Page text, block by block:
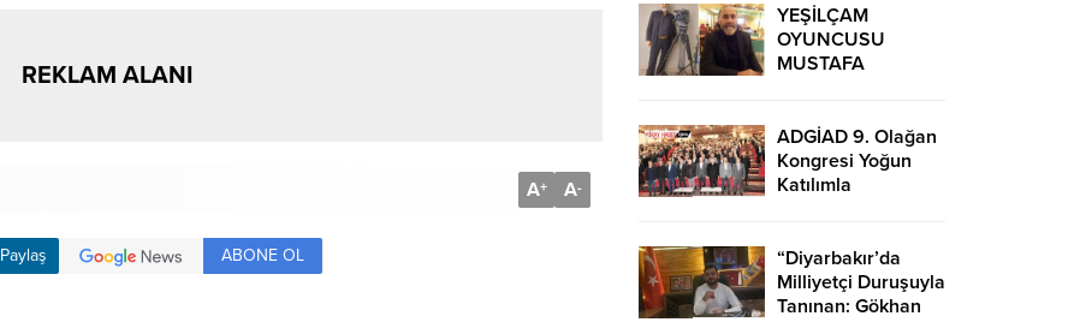
REKLAM ALANI
A+ A-
Paylaş ABONE OL
Özmen’den taziye
mesajı
YEŞİLÇAM
OYUNCUSU
MUSTAFA
KAYBETTİ.
ADGİAD 9. Olağan
Kongresi Yoğun
Katılımla
Oldu..
“Diyarbakır’da
Milliyetçi Duruşuyla
Tanınan: Gökhan